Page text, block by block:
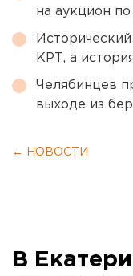
на аукцион
КРТ, а
Челябинцев
выходе из
← НОВОСТИ
В